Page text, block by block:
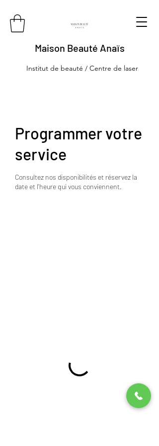
Maison Beauté Anaïs
Institut de beauté / Centre de laser
Programmer votre
service
Consultez nos disponibilités et réservez la
date et l'heure qui vous conviennent.